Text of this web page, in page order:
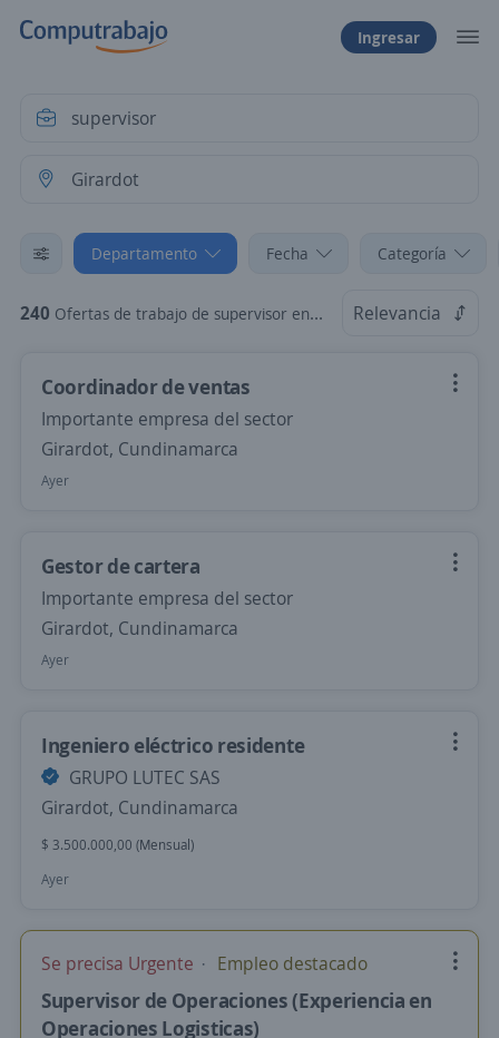
Ingresar
Departamento Fecha Categoría
240 Ofertas de trabajo de supervisor en Girardot, Cundinamarca Relevancia
Coordinador de ventas
Importante empresa del sector
Girardot, Cundinamarca
Ayer
Gestor de cartera
Importante empresa del sector
Girardot, Cundinamarca
Ayer
Ingeniero eléctrico residente
GRUPO LUTEC SAS
Girardot, Cundinamarca
$ 3.500.000,00 (Mensual)
Ayer
Se precisa Urgente Empleo destacado
Supervisor de Operaciones (Experiencia en
Operaciones Logisticas)